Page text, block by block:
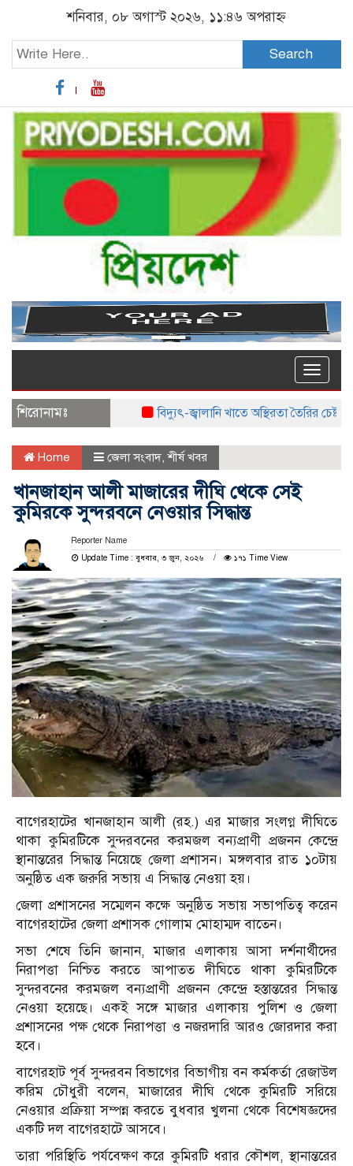
শনিবার, ০৮ অগাস্ট ২০২৬, ১১:৪৬ অপরাহ্ন
Search
Toggle
শিরোনামঃ
বিদ্যুৎ-জ্বালানি খাতে অস্থিরতা তৈরির চেষ্টা করছে
Home জেলা সংবাদ ,শীর্ষ খবর
খানজাহান আলী মাজারের দীঘি থেকে সেই
কুমিরকে সুন্দরবনে নেওয়ার সিদ্ধান্ত
Reporter Name
Update Time : বুধবার, ৩ জুন, ২০২৬
১৭১ Time View
বাগেরহাটের খানজাহান আলী (রহ.) এর মাজার সংলগ্ন দীঘিতে
থাকা কুমিরটিকে সুন্দরবনের করমজল বন্যপ্রাণী প্রজনন কেন্দ্রে
স্থানান্তরের সিদ্ধান্ত নিয়েছে জেলা প্রশাসন। মঙ্গলবার রাত ১০টায়
অনুষ্ঠিত এক জরুরি সভায় এ সিদ্ধান্ত নেওয়া হয়।
জেলা প্রশাসনের সম্মেলন কক্ষে অনুষ্ঠিত সভায় সভাপতিত্ব করেন
বাগেরহাটের জেলা প্রশাসক গোলাম মোহাম্মদ বাতেন।
সভা শেষে তিনি জানান, মাজার এলাকায় আসা দর্শনার্থীদের
নিরাপত্তা নিশ্চিত করতে আপাতত দীঘিতে থাকা কুমিরটিকে
সুন্দরবনের করমজল বন্যপ্রাণী প্রজনন কেন্দ্রে হস্তান্তরের সিদ্ধান্ত
নেওয়া হয়েছে। একই সঙ্গে মাজার এলাকায় পুলিশ ও জেলা
প্রশাসনের পক্ষ থেকে নিরাপত্তা ও নজরদারি আরও জোরদার করা
হবে।
বাগেরহাট পূর্ব সুন্দরবন বিভাগের বিভাগীয় বন কর্মকর্তা রেজাউল
করিম চৌধুরী বলেন, মাজারের দীঘি থেকে কুমিরটি সরিয়ে
নেওয়ার প্রক্রিয়া সম্পন্ন করতে বুধবার খুলনা থেকে বিশেষজ্ঞদের
একটি দল বাগেরহাটে আসবে।
তারা পরিস্থিতি পর্যবেক্ষণ করে কুমিরটি ধরার কৌশল, স্থানান্তরের